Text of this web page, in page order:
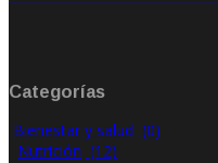
Categorías
Bienestar y salud (0)
Nutrición (12)